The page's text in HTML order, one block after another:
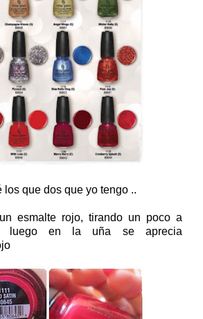
los que dos que yo tengo ..
esmalte rojo, tirando un poco a
luego en la uña se aprecia